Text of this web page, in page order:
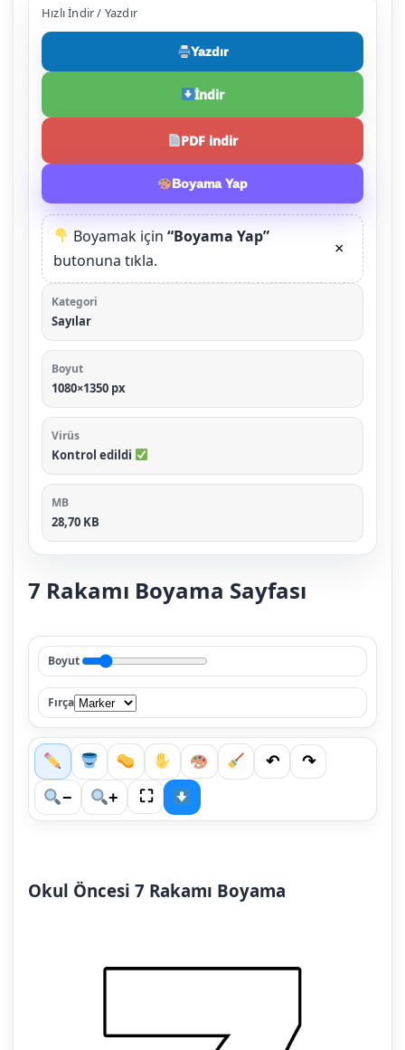
Hızlı İndir / Yazdır
Yazdır
İndir
PDF indir
Boyama Yap
Boyamak için“Boyama Yap”
butonuna tıkla.
×
Kategori
Sayılar
Boyut
1080×1350 px
Virüs
Kontrol edildi
MB
28,70 KB
7 Rakamı Boyama Sayfası
↶
↷
−
+ ⛶
Boyut
Fırça
Okul Öncesi 7 Rakamı Boyama